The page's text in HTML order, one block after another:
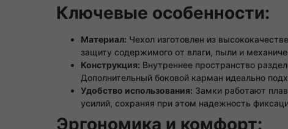
Ключевые особенности:
Материал: Чехол изготовлен из
защиту содержимого от влаги, пыли и
Конструкция: Внутреннее пространство
Дополнительный боковой карман идеально
Удобство использования: Замки работают
усилий, сохраняя при этом надежность
Эргономика и комфорт: